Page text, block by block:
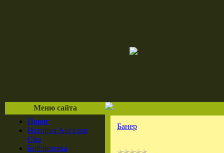
Меню сайта
Порог
История Ангелов
Citu
Библиотека
Банер